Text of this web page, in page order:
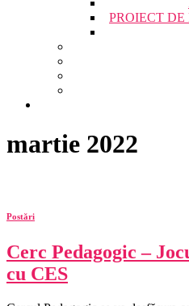
PROIECT
martie 2022
Postări
Cerc Pedagogic –
cu CES